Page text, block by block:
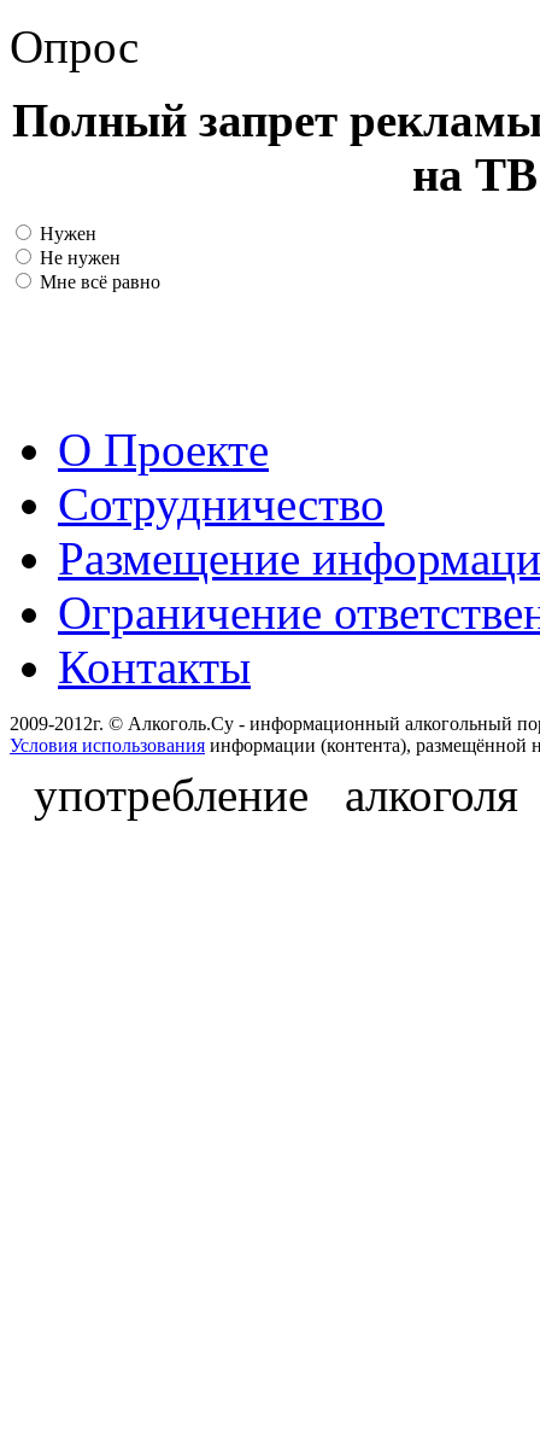
Опрос
Полный запрет
на ТВ
Нужен
Не нужен
Мне всё равно
О Проекте
Сотрудничество
Размещение
Ограничение
Контакты
2009-2012г. © Алкоголь.Су - информационный алкогольный
Условия использования информации (контента), размещённой
употребление